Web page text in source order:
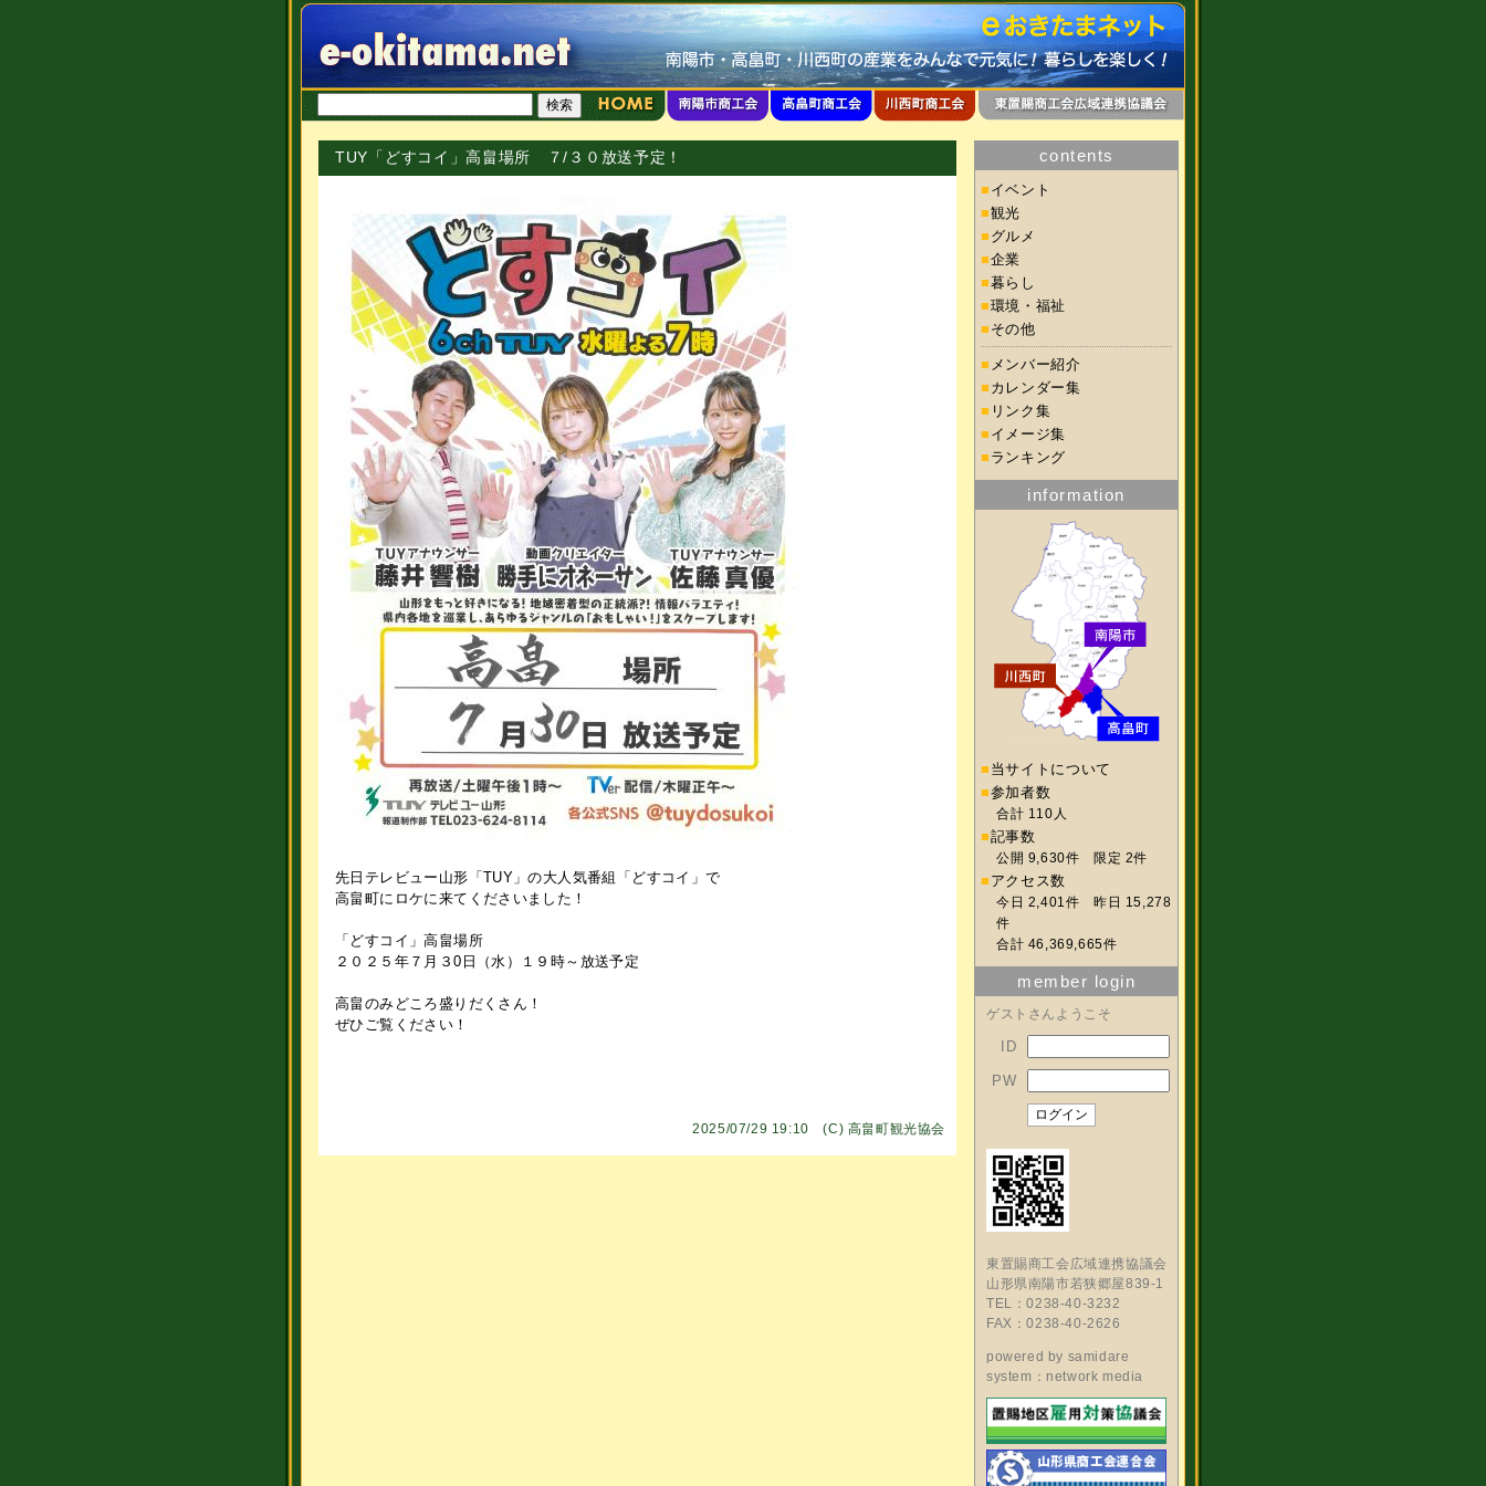
TUY「どすコイ」高畠場所 ７/３０放送予定！
先日テレビュー山形「TUY」の大人気番組「どすコイ」で
高畠町にロケに来てくださいました！
「どすコイ」高畠場所
２０２５年７月３0日（水）１９時～放送予定
高畠のみどころ盛りだくさん！
ぜひご覧ください！
2025/07/29 19:10 (C) 高畠町観光協会
contents
■ イベント
■観光
■ グルメ
■企業
■暮らし
■環境・福祉
■ その他
■ メンバー紹介
■ カレンダー集
■ リンク集
■ イメージ集
■ ランキング
information
■ 当サイトについて
■参加者数
合計 110人
■記事数
公開 9,630件 限定 2件
■ アクセス数
今日 2,401件 昨日 15,278
件
合計 46,369,665件
member login
ゲストさんようこそ
ID
PW
東置賜商工会広域連携協議会
山形県南陽市若狭郷屋839-1
TEL：0238-40-3232
FAX：0238-40-2626
powered by samidare
system：network media